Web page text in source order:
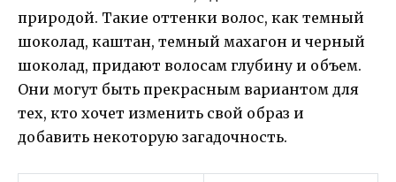
природой. Такие оттенки волос, как темный
шоколад, каштан, темный махагон и черный
шоколад, придают волосам глубину и объем.
Они могут быть прекрасным вариантом для
тех, кто хочет изменить свой образ и
добавить некоторую загадочность.